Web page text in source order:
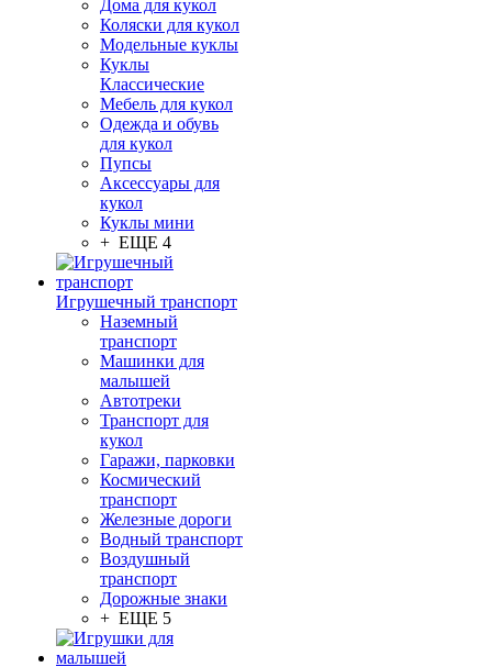
Дома для кукол
Коляски для кукол
Модельные куклы
Куклы
Классические
Мебель для кукол
Одежда и обувь
для кукол
Пупсы
Аксессуары для
кукол
Куклы мини
+ ЕЩЕ 4
Игрушечный транспорт
Наземный
транспорт
Машинки для
малышей
Автотреки
Транспорт для
кукол
Гаражи, парковки
Космический
транспорт
Железные дороги
Водный транспорт
Воздушный
транспорт
Дорожные знаки
+ ЕЩЕ 5